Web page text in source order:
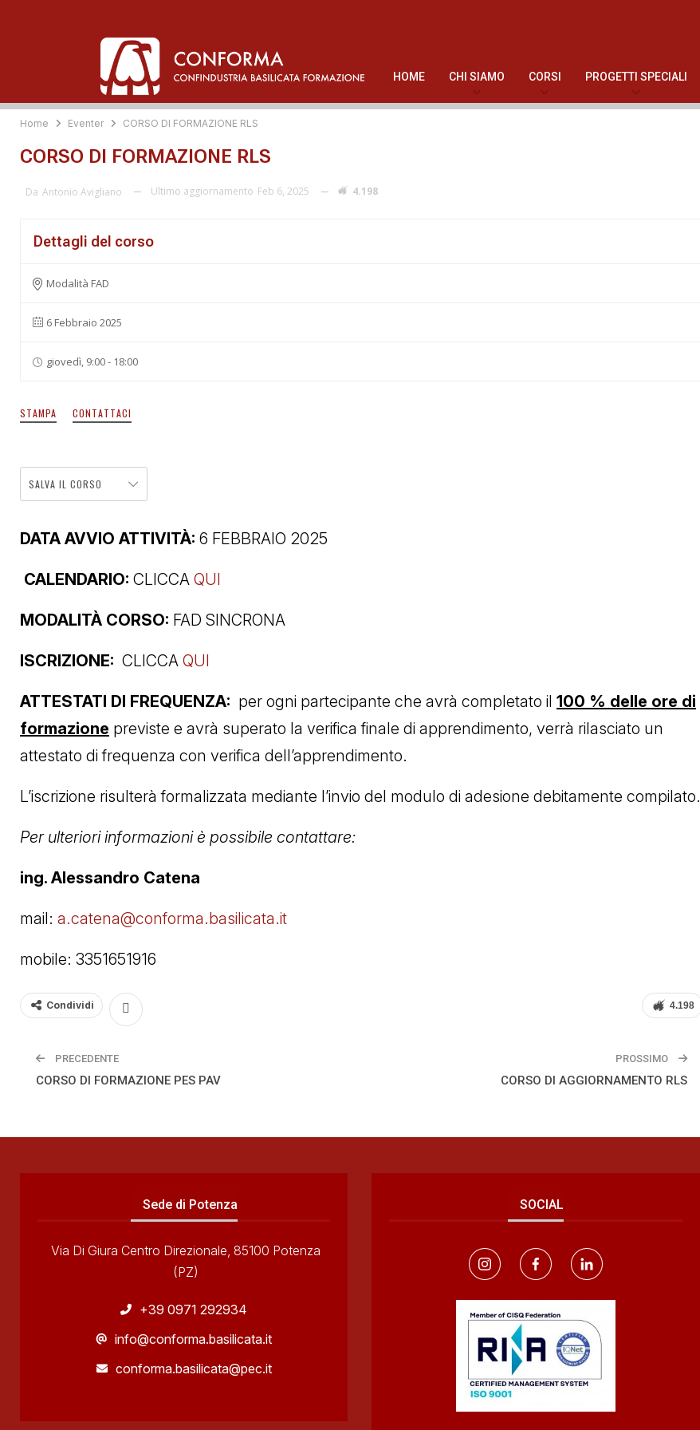
HOME CHI SIAMO CORSI PROGETTI SPECIALI
Home Eventer CORSO DI FORMAZIONE RLS
CORSO DI FORMAZIONE RLS
Da Antonio Avigliano Ultimo aggiornamento Feb 6, 2025 4.198
Dettagli del corso
Modalità FAD
6 Febbraio 2025
giovedì, 9:00 - 18:00
STAMPA CONTATTACI
SALVA IL CORSO
DATA AVVIO ATTIVITÀ: 6 FEBBRAIO 2025
CALENDARIO: CLICCA QUI
MODALITÀ CORSO: FAD SINCRONA
ISCRIZIONE: CLICCA QUI
ATTESTATI DI FREQUENZA: per ogni partecipante che avrà completato il 100 % delle ore di
formazione previste e avrà superato la verifica finale di apprendimento, verrà rilasciato un
attestato di frequenza con verifica dell’apprendimento.
L’iscrizione risulterà formalizzata mediante l’invio del modulo di adesione debitamente compilato.
Per ulteriori informazioni è possibile contattare:
ing. Alessandro Catena
mail: a.catena@conforma.basilicata.it
mobile: 3351651916
4.198
Condividi
PRECEDENTE
CORSO DI FORMAZIONE PES PAV
PROSSIMO
CORSO DI AGGIORNAMENTO RLS
Sede di Potenza
Via Di Giura Centro Direzionale, 85100 Potenza
(PZ)
+39 0971 292934
info@conforma.basilicata.it
conforma.basilicata@pec.it
SOCIAL